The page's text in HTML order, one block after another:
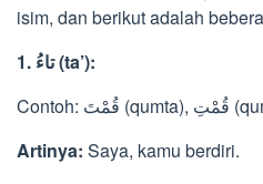
isim, dan berikut adalah
1. تاءُ (ta’):
Artinya: Saya, kamu berdiri.